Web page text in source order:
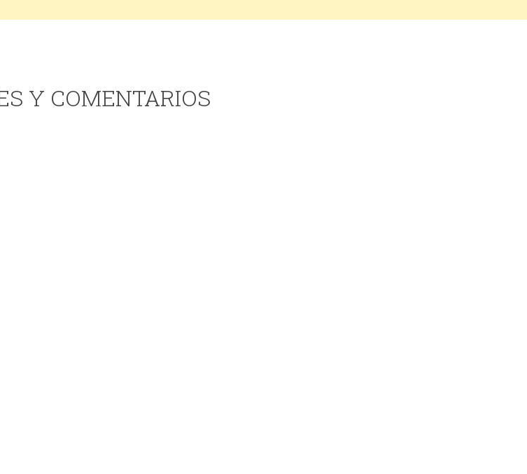
Y COMENTARIOS